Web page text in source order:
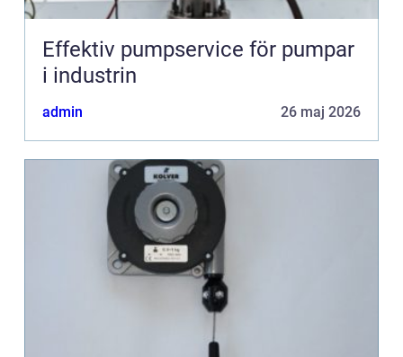
Effektiv pumpservice för pumpar
i industrin
admin 26 maj 2026